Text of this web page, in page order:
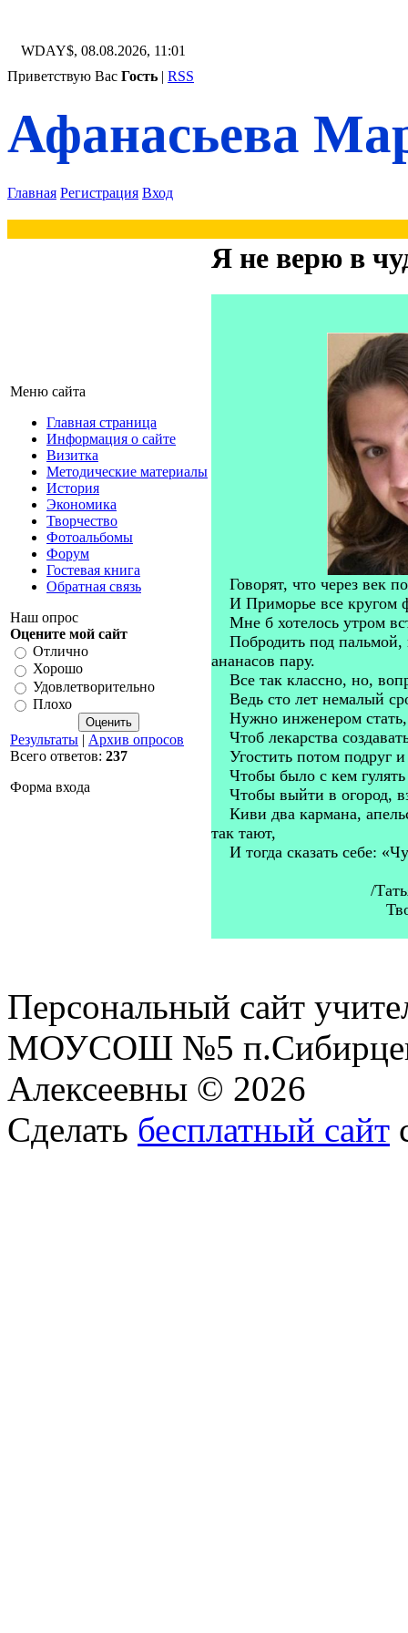
WDAY$, 08.08.2026, 11:01
Приветствую Вас Гость | RSS
Афанасьева
Главная Регистрация Вход
Меню сайта
Главная страница
Информация о сайте
Визитка
Методические материалы
История
Экономика
Творчество
Фотоальбомы
Форум
Гостевая книга
Обратная связь
Наш опрос
Оцените мой сайт
Отлично
Хорошо
Удовлетворительно
Плохо
Результаты | Архив опросов
Всего ответов: 237
Форма входа
Я не верю в
Говорят, что через век
И Приморье все кругом
Мне б хотелось утром
Побродить под пальмой,
ананасов пару.
Все так классно, но,
Ведь сто лет немалый
Нужно инженером
Чтоб лекарства
Угостить потом подруг
Чтобы было с кем гулять
Чтобы выйти в огород,
Киви два кармана,
так тают,
И тогда сказать себе:
/
Персональный сайт
МОУСОШ №5
Алексеевны © 2026
Сделать бесплатный сайт